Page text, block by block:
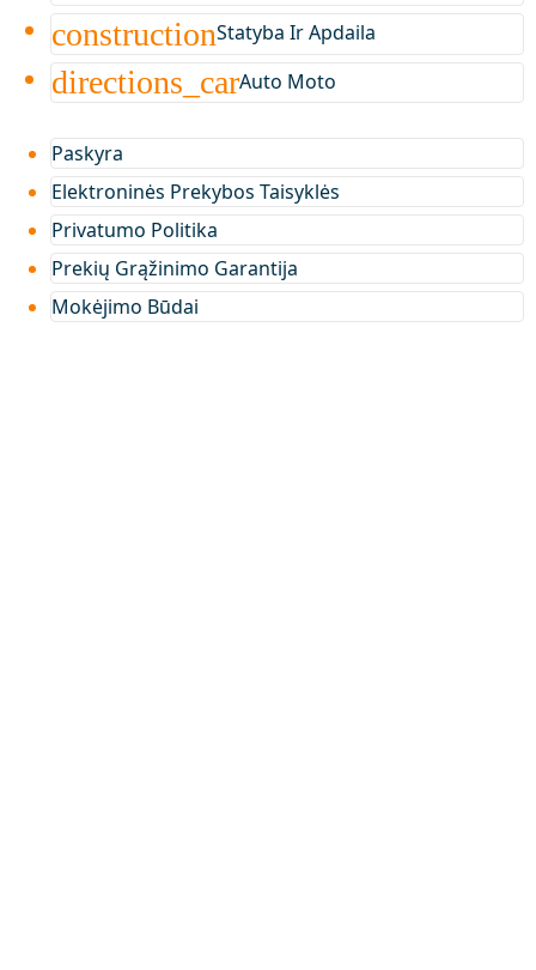
constructionStatyba Ir Apdaila
directions_carAuto Moto
Paskyra
Elektroninės Prekybos Taisyklės
Privatumo Politika
Prekių Grąžinimo Garantija
Mokėjimo Būdai